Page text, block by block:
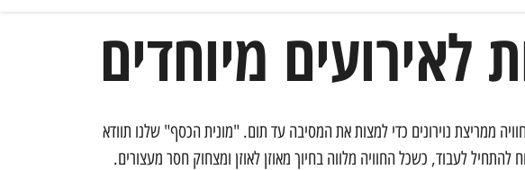
מיוחדים
ממריצת נוירונים כדי למצות את המסיבה עד תום. "מונית הכסף" שלנו תוודא
להתחיל לעבוד, כשכל החוויה מלווה בחיוך מאוזן לאוזן ומצחוק חסר מעצורים.